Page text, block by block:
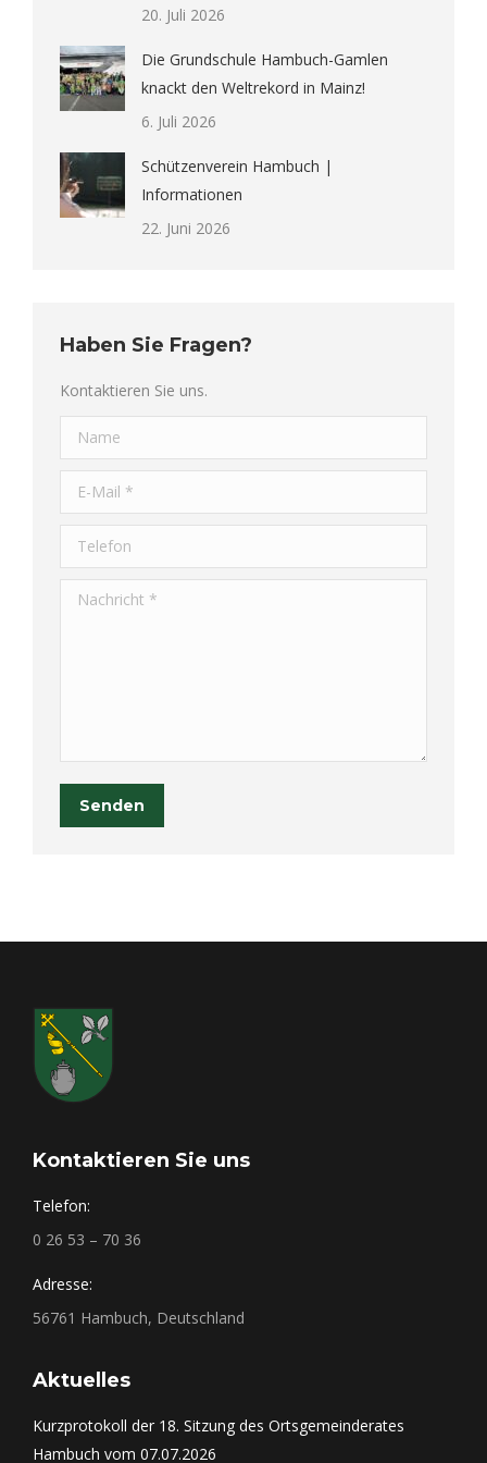
20. Juli 2026
Die Grundschule Hambuch-Gamlen
knackt den Weltrekord in Mainz!
6. Juli 2026
Schützenverein Hambuch |
Informationen
22. Juni 2026
Haben Sie Fragen?
Kontaktieren Sie uns.
Name
E-Mail *
Telefon
Nachricht *
Senden
Kontaktieren Sie uns
Telefon:
0 26 53 – 70 36
Adresse:
56761 Hambuch, Deutschland
Aktuelles
Kurzprotokoll der 18. Sitzung des Ortsgemeinderates
Hambuch vom 07.07.2026